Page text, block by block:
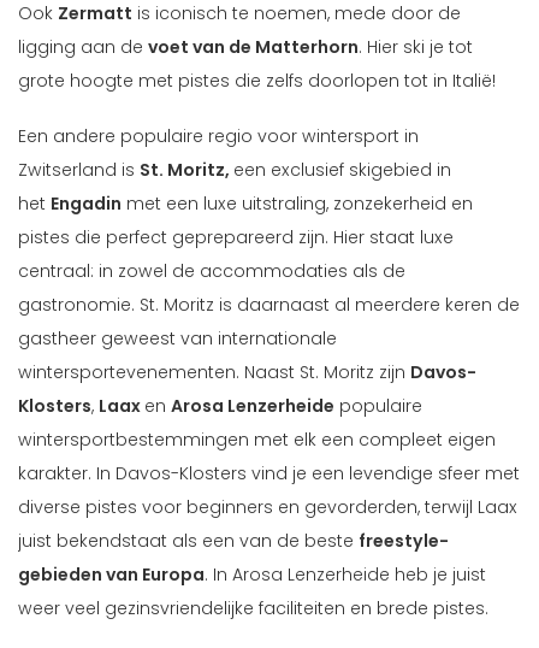
Ook Zermatt is iconisch te noemen, mede door de
ligging aan de voet van de Matterhorn. Hier ski je tot
grote hoogte met pistes die zelfs doorlopen tot in Italië!
Een andere populaire regio voor wintersport in
Zwitserland is St. Moritz, een exclusief skigebied in
het Engadin met een luxe uitstraling, zonzekerheid en
pistes die perfect geprepareerd zijn. Hier staat luxe
centraal: in zowel de accommodaties als de
gastronomie. St. Moritz is daarnaast al meerdere keren de
gastheer geweest van internationale
wintersportevenementen. Naast St. Moritz zijn Davos-
Klosters, Laax en Arosa Lenzerheide populaire
wintersportbestemmingen met elk een compleet eigen
karakter. In Davos-Klosters vind je een levendige sfeer met
diverse pistes voor beginners en gevorderden, terwijl Laax
juist bekendstaat als een van de beste freestyle-
gebieden van Europa. In Arosa Lenzerheide heb je juist
weer veel gezinsvriendelijke faciliteiten en brede pistes.